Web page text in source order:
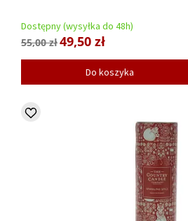
Dostępny (wysyłka do 48h)
55,00 zł49,50 zł
Do koszyka